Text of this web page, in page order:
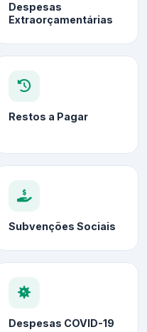
Despesas
Extraorçamentárias
Restos a Pagar
Subvenções Sociais
Despesas COVID-19